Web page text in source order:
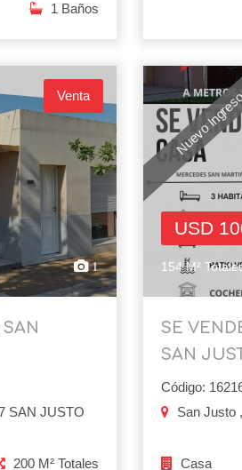
1 Baños
Venta
1
SAN JUSTO
200 M² Totales
Nuevo
USD
154 M²
SE
SAN
Código:
San Justo
Casa